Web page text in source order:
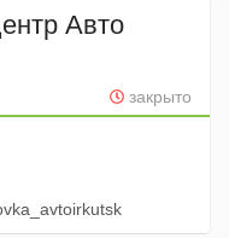
Авто
закрыто